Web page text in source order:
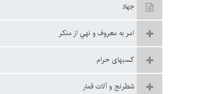
جهاد
امر به معروف و نهي از منكر
كسبهاى حرام
شطرنج و آلات قمار